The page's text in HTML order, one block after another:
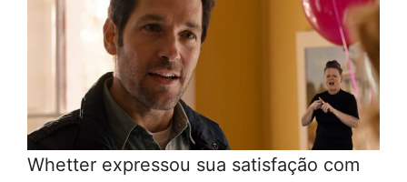
Whetter expressou sua satisfação com